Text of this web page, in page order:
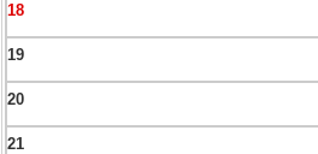
18
19
20
21